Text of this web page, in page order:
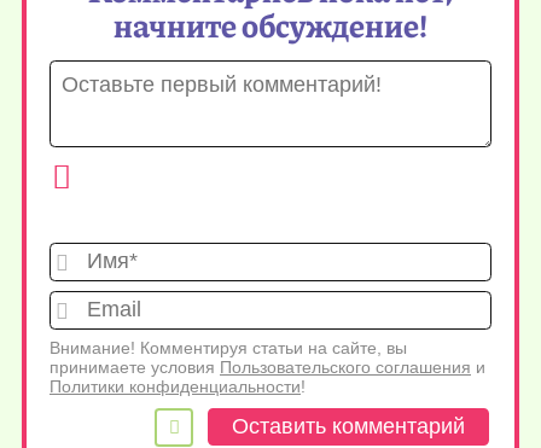
начните обсуждение!
Имя*
Внимание! Комментируя статьи на сайте, вы
принимаете условия Пользовательского соглашения и
Политики конфиденциальности!